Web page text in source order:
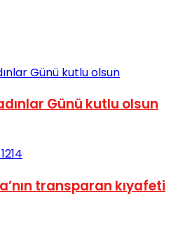
Günü kutlu olsun
1214
transparan kıyafeti